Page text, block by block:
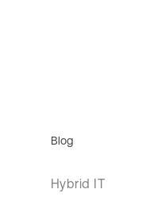
Blog
Hybrid IT